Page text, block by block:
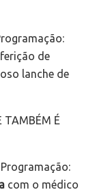
de
lanche de
TAMBÉM É
com o médico